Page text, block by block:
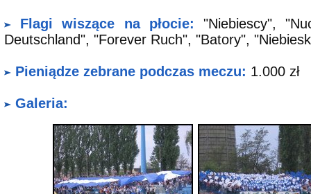
Flagi wiszące na płocie: "Niebiescy",
Deutschland", "Forever Ruch", "Batory",
Pieniądze zebrane podczas meczu: 1.000 zł
Galeria: